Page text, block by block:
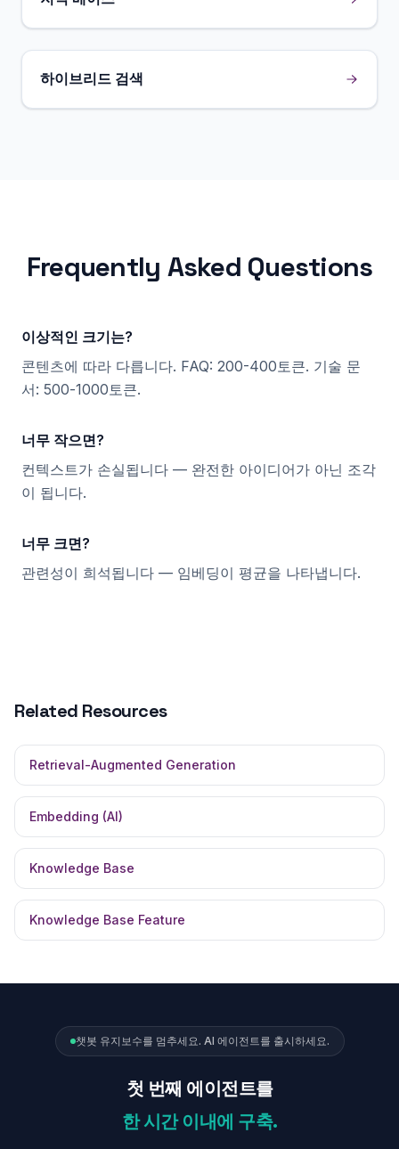
하이브리드 검색
Frequently Asked Questions
이상적인 크기는?
콘텐츠에 따라 다릅니다. FAQ: 200-400토큰. 기술 문
서: 500-1000토큰.
너무 작으면?
컨텍스트가 손실됩니다 — 완전한 아이디어가 아닌 조각
이 됩니다.
너무 크면?
관련성이 희석됩니다 — 임베딩이 평균을 나타냅니다.
Related Resources
Retrieval-Augmented Generation
Embedding (AI)
Knowledge Base
Knowledge Base Feature
챗봇 유지보수를 멈추세요. AI 에이전트를 출시하세요.
첫 번째 에이전트를
한 시간 이내에 구축.